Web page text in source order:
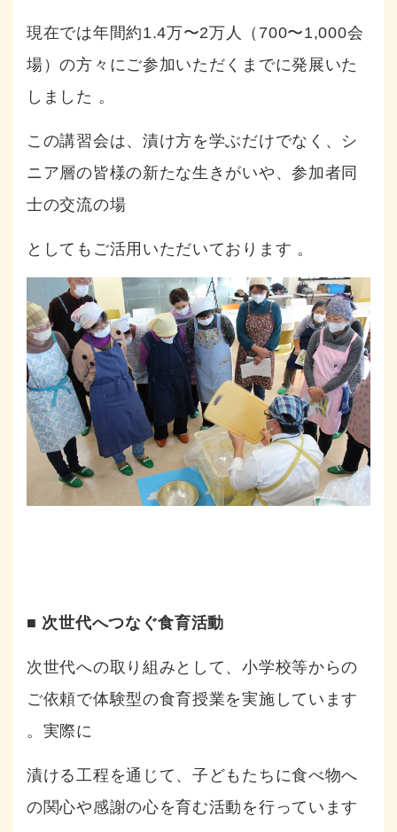
現在では年間約1.4万〜2万人（700〜1,000会
場）の方々にご参加いただくまでに発展いた
しました 。
この講習会は、漬け方を学ぶだけでなく、シ
ニア層の皆様の新たな生きがいや、参加者同
士の交流の場
としてもご活用いただいております 。
■ 次世代へつなぐ食育活動
次世代への取り組みとして、小学校等からの
ご依頼で体験型の食育授業を実施しています
。実際に
漬ける工程を通じて、子どもたちに食べ物へ
の関心や感謝の心を育む活動を行っています